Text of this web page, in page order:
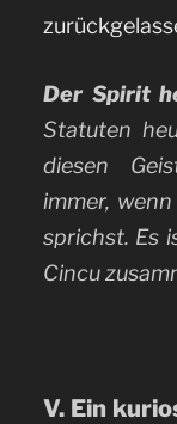
Der Spirit
Statuten
diesen
immer,
sprichst. Es
Cincu
V. Ein